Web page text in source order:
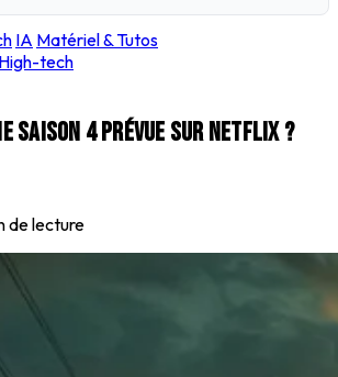
IA Matériel & Tutos
High-tech
saison 4 prévue sur Netflix ?
de lecture